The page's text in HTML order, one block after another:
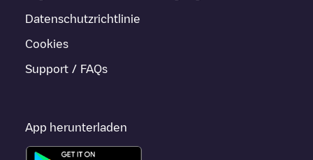
Datenschutzrichtlinie
Cookies
Support / FAQs
App herunterladen